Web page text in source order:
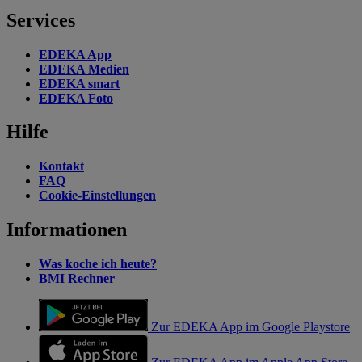
Services
EDEKA App
EDEKA Medien
EDEKA smart
EDEKA Foto
Hilfe
Kontakt
FAQ
Cookie-Einstellungen
Informationen
Was koche ich heute?
BMI Rechner
Zur EDEKA App im Google Playstore